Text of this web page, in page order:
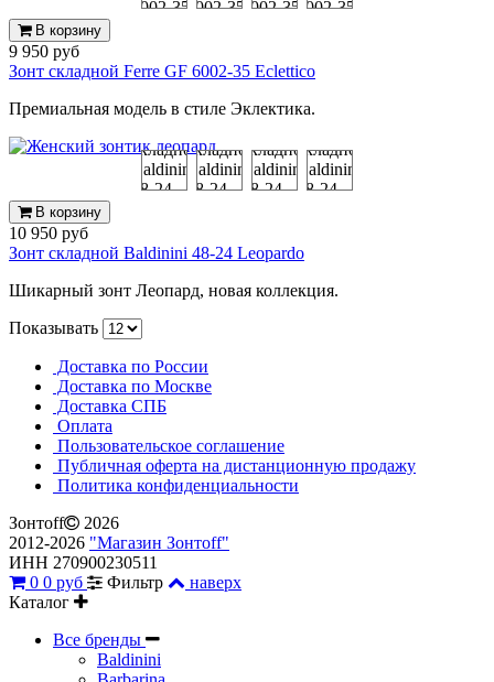
В корзину
9 950 руб
Зонт складной Ferre GF 6002-35 Eclettico
Премиальная модель в стиле Эклектика.
В корзину
10 950 руб
Зонт складной Baldinini 48-24 Leopardo
Шикарный зонт Леопард, новая коллекция.
Показывать
Доставка по России
Доставка по Москве
Доставка СПБ
Оплата
Пользовательское соглашение
Публичная оферта на дистанционную продажу
Политика конфиденциальности
Зонтoff
2026
2012-2026 "Магазин Зонтoff"
ИНН 270900230511
0 0 руб Фильтр
наверх
Каталог
Все бренды
Baldinini